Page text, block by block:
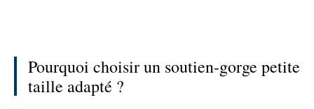
Pourquoi choisir un soutien-gorge petite
taille adapté ?